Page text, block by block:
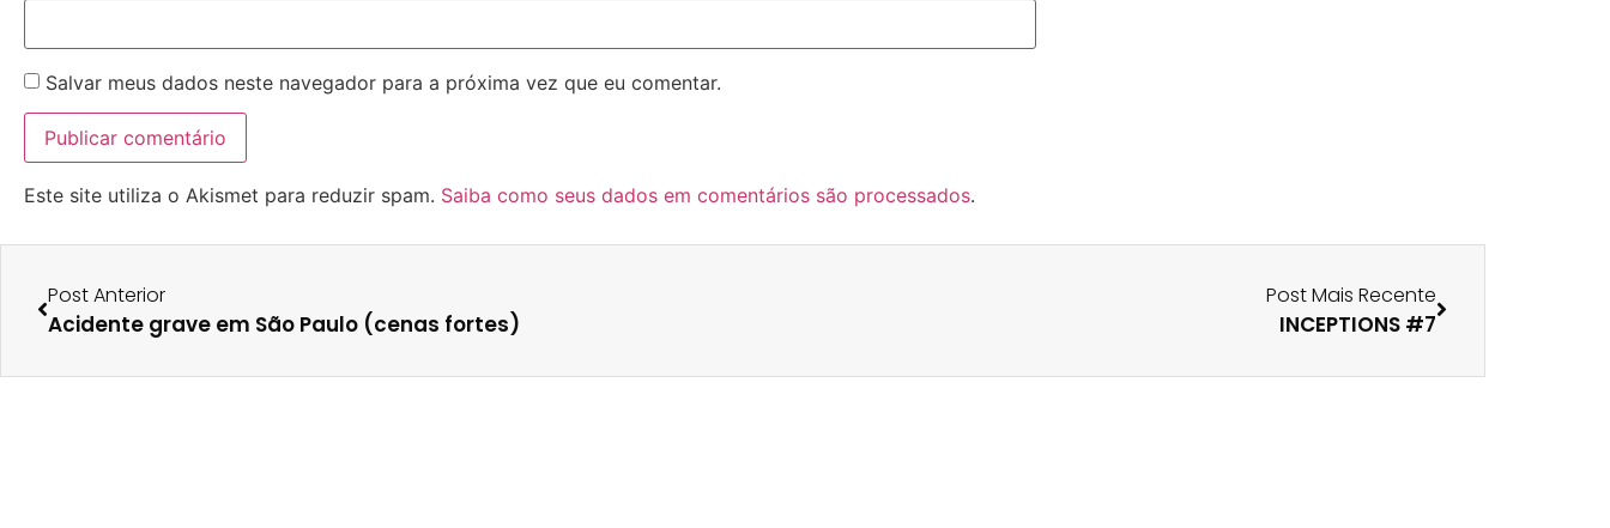
Salvar meus dados neste navegador para a próxima vez que eu comentar.
Este site utiliza o Akismet para reduzir spam. Saiba como seus dados em comentários são processados.
Post Anterior
Acidente grave em São Paulo (cenas fortes)
Post Mais Recente
INCEPTIONS #7